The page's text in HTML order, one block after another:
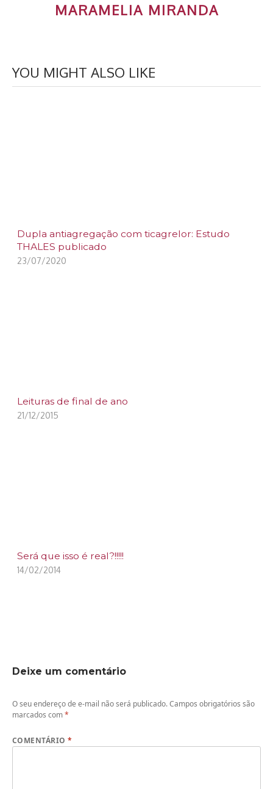
MARAMELIA MIRANDA
YOU MIGHT ALSO LIKE
Dupla antiagregação com ticagrelor: Estudo
THALES publicado
23/07/2020
Leituras de final de ano
21/12/2015
Será que isso é real?!!!!!
14/02/2014
Deixe um comentário
O seu endereço de e-mail não será publicado.Campos obrigatórios são
marcados com*
COMENTÁRIO*